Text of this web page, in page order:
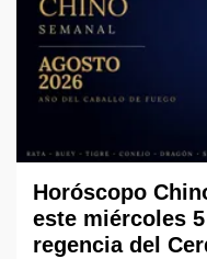
Horóscopo
este miércoles
regencia del